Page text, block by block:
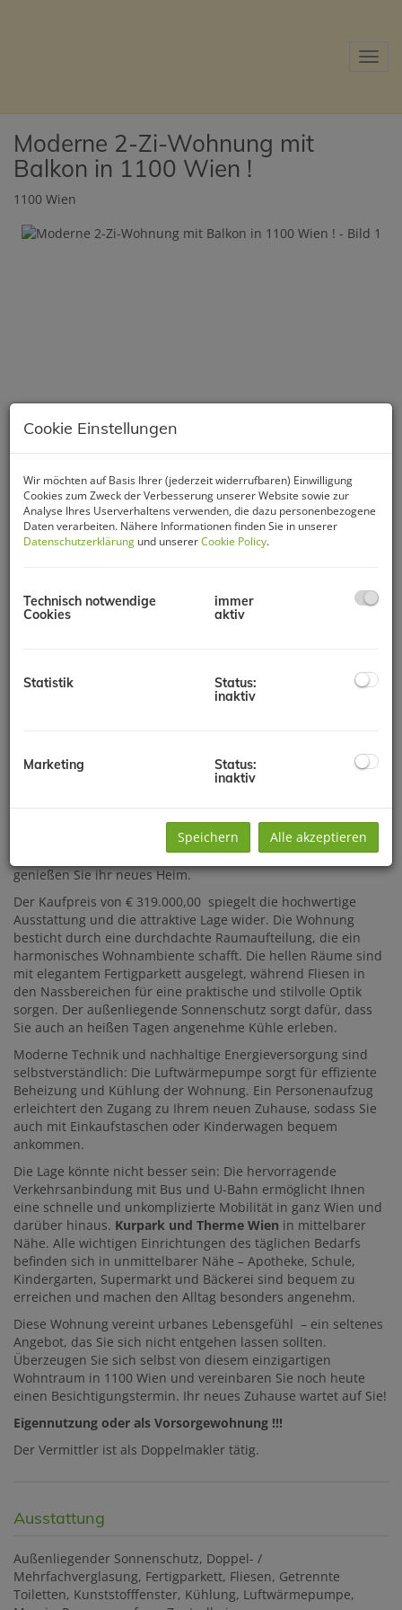
Moderne 2-Zi-Wohnung mit
Balkon in 1100 Wien !
1100 Wien
Willkommen in Ihrem neuen Zuhause im Herzen von 1100
großzügigen Wohnfläche von ca. 44 m² bietet diese Immobilie
den idealen Rückzugsort für Singles, Paare oder kleine
Grünen gleichermaßen schätzen. Die Wohnung liegt im 1.
Entspannen Sie sich nach einem langen Arbeitstag und
genießen Sie ihr neues Heim.
Der Kaufpreis von € 319.000,00 spiegelt die hochwertige
Ausstattung und die attraktive Lage wider. Die Wohnung
besticht durch eine durchdachte Raumaufteilung, die ein
harmonisches Wohnambiente schafft. Die hellen Räume sind
mit elegantem Fertigparkett ausgelegt, während Fliesen in
den Nassbereichen für eine praktische und stilvolle Optik
sorgen. Der außenliegende Sonnenschutz sorgt dafür, dass
Sie auch an heißen Tagen angenehme Kühle erleben.
Moderne Technik und nachhaltige Energieversorgung sind
selbstverständlich: Die Luftwärmepumpe sorgt für effiziente
Beheizung und Kühlung der Wohnung. Ein Personenaufzug
erleichtert den Zugang zu Ihrem neuen Zuhause, sodass Sie
auch mit Einkaufstaschen oder Kinderwagen bequem
ankommen.
Die Lage könnte nicht besser sein: Die hervorragende
Verkehrsanbindung mit Bus und U-Bahn ermöglicht Ihnen
eine schnelle und unkomplizierte Mobilität in ganz Wien und
darüber hinaus. Kurpark und Therme Wien in mittelbarer
Nähe. Alle wichtigen Einrichtungen des täglichen Bedarfs
befinden sich in unmittelbarer Nähe – Apotheke, Schule,
Kindergarten, Supermarkt und Bäckerei sind bequem zu
erreichen und machen den Alltag besonders angenehm.
Diese Wohnung vereint urbanes Lebensgefühl – ein seltenes
Angebot, das Sie sich nicht entgehen lassen sollten.
Überzeugen Sie sich selbst von diesem einzigartigen
Wohntraum in 1100 Wien und vereinbaren Sie noch heute
einen Besichtigungstermin. Ihr neues Zuhause wartet auf Sie!
Eigennutzung oder als Vorsorgewohnung !!!
Der Vermittler ist als Doppelmakler tätig.
Ausstattung
Außenliegender Sonnenschutz Doppel- /
Mehrfachverglasung Fertigparkett Fliesen Getrennte
Toiletten Kunststofffenster Kühlung Luftwärmepumpe
Cookie Einstellungen
Wir möchten auf Basis Ihrer (jederzeit widerrufbaren) Einwilligung
Cookies zum Zweck der Verbesserung unserer Website sowie zur
Analyse Ihres Userverhaltens verwenden, die dazu personenbezogene
Daten verarbeiten. Nähere Informationen finden Sie in unserer
Datenschutzerklärung und unsererCookie Policy.
Technisch notwendige
Cookies
immer
aktiv
Statistik
Status:
inaktiv
Marketing
Status:
inaktiv
Speichern Alle akzeptieren